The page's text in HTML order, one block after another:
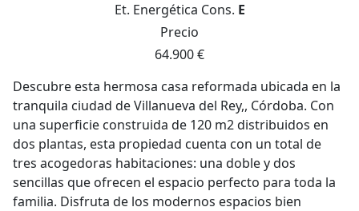
Et. Energética Cons. E
Precio
64.900 €
Descubre esta hermosa casa reformada ubicada en la
tranquila ciudad de Villanueva del Rey,, Córdoba. Con
una superficie construida de 120 m2 distribuidos en
dos plantas, esta propiedad cuenta con un total de
tres acogedoras habitaciones: una doble y dos
sencillas que ofrecen el espacio perfecto para toda la
familia. Disfruta de los modernos espacios bien